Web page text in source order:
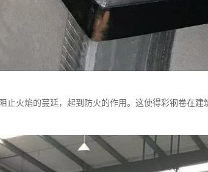
火焰的蔓延，起到防火的作用。这使得彩钢卷在建